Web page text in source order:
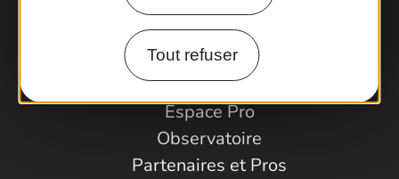
Tout refuser
Comment venir ?
Espace Pro
Observatoire
Partenaires et Pros